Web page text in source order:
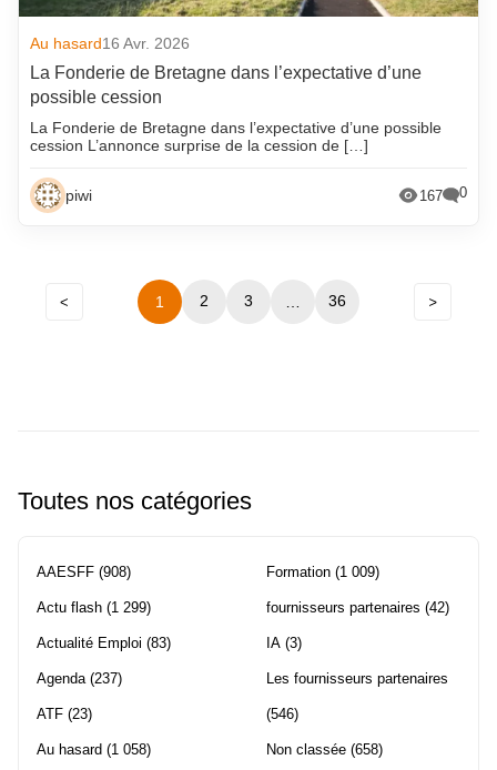
Au hasard16 Avr. 2026
La Fonderie de Bretagne dans l’expectative d’une
possible cession
La Fonderie de Bretagne dans l’expectative d’une possible
cession L’annonce surprise de la cession de […]
piwi 167 0
Navigation
1 2 3 … 36 Suivant
Toutes nos catégories
AAESFF (908)
Actu flash (1 299)
Actualité Emploi (83)
Agenda(237)
ATF (23)
Au hasard (1 058)
Formation (1 009)
fournisseurs partenaires (42)
IA (3)
Les fournisseurs partenaires
(546)
Non classée (658)